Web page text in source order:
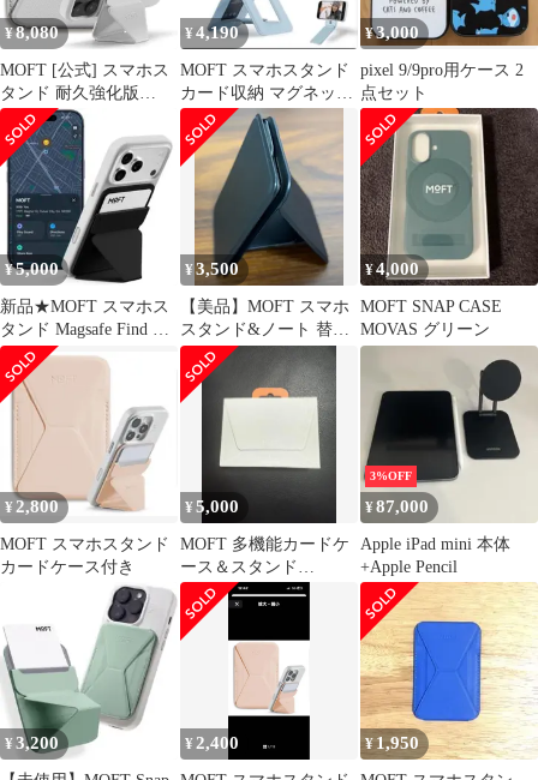
¥ 8,080
MOFT [公式] スマホス
タンド 耐久強化版
MagSafe対応 カードケ
ース MOVAS? iPhone 15
Pro
Max/Pro/Plus/15/14/13/1
2シリーズ対応 磁力強
化 カード収納 薄型軽量
持ち歩き便利mt
49cc98fd
¥4,190
MOFT スマホスタンド
カード収納 マグネット
式
¥3,000
pixel 9/9pro用ケース 2
点セット
¥5,000
新品★MOFT スマホス
タンド Magsafe Find My
対応 ブラック
¥3,500
【美品】MOFT スマホ
スタンド&ノート 替え
ノート付 ブラック
¥4,000
MOFT SNAP CASE
MOVAS グリーン
¥ 2,800
MOFT スマホスタンド
カードケース付き
¥5,000
MOFT 多機能カードケ
ース＆スタンド
MagSafe対応 ミスティ
グレー
3%OFF
¥87,000
Apple iPad mini 本体
+Apple Pencil
¥3,200 ¥ 2,400 ¥ 1,950